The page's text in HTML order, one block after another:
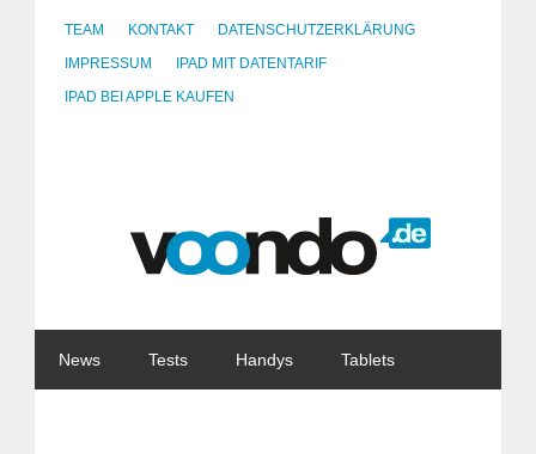
TEAM KONTAKT
DATENSCHUTZERKLÄRUNG
IMPRESSUM
IPAD MIT DATENTARIF
IPAD BEI APPLE KAUFEN
News Tests Handys Tablets